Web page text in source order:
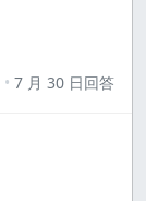
7 月 30 日回答